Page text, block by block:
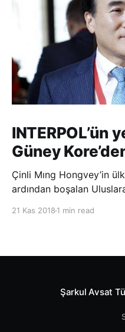
INTERPOL’ün
Güney
Çinli Mıng Hongvey’in
ardından boşalan
21 Kas 2018 1 min read
Şarkul Avsat